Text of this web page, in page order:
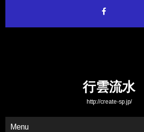
content
行雲流水
http://create-sp.jp/
Menu